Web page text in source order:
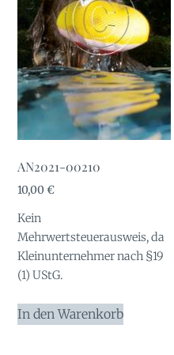
AN2021-00210
10,00€
Kein
Mehrwertsteuerausweis, da
Kleinunternehmer nach §19
(1) UStG.
In den Warenkorb